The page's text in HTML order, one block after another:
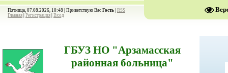
Пятница, 07.08.2026, 10:48 | Приветствую Вас Гость RSS
Главная Регистрация Вход
ГБУЗ НО "Арзамасская
районная больница"